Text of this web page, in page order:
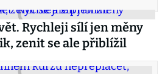
Rychleji sílí jen měny
zenit se ale přiblížil